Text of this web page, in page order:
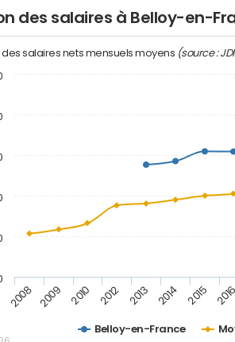
des salaires à Belloy-en-
des salaires nets mensuels moyens (source :
Belloy-en-France
2008 2009 2010 2012 2013 2014 2015 2016